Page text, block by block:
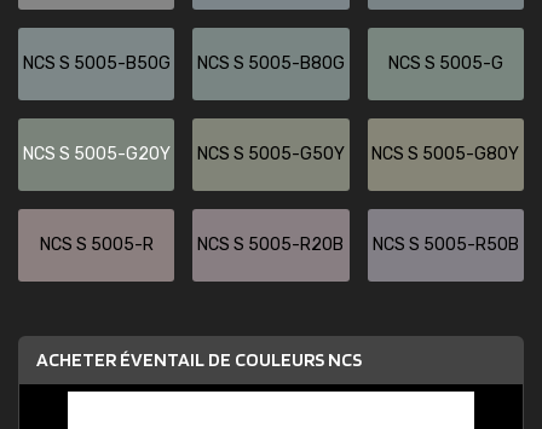
NCS S 5005-B50G NCS S 5005-B80G NCS S 5005-G
NCS S 5005-G20Y NCS S 5005-G50Y NCS S 5005-G80Y
NCS S 5005-R NCS S 5005-R20B NCS S 5005-R50B
ACHETER ÉVENTAIL DE COULEURS NCS